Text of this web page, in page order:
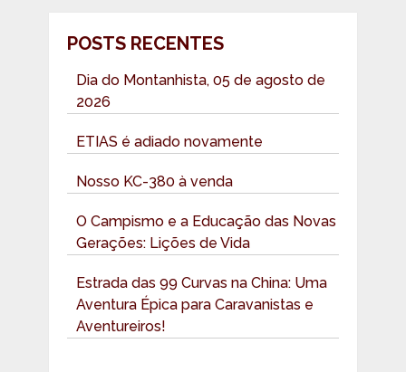
POSTS RECENTES
Dia do Montanhista, 05 de agosto de
2026
ETIAS é adiado novamente
Nosso KC-380 à venda
O Campismo e a Educação das Novas
Gerações: Lições de Vida
Estrada das 99 Curvas na China: Uma
Aventura Épica para Caravanistas e
Aventureiros!